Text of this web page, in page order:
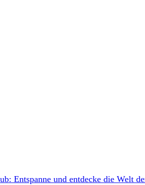
Entspanne und entdecke die Welt